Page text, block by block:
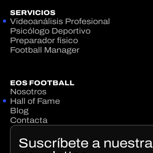
SERVICIOS
Videoanálisis Profesional
Psicólogo Deportivo
Preparador físico
Football Manager
EOS FOOTBALL
Nosotros
Hall of Fame
Blog
Contacta
Suscríbete a nuestra